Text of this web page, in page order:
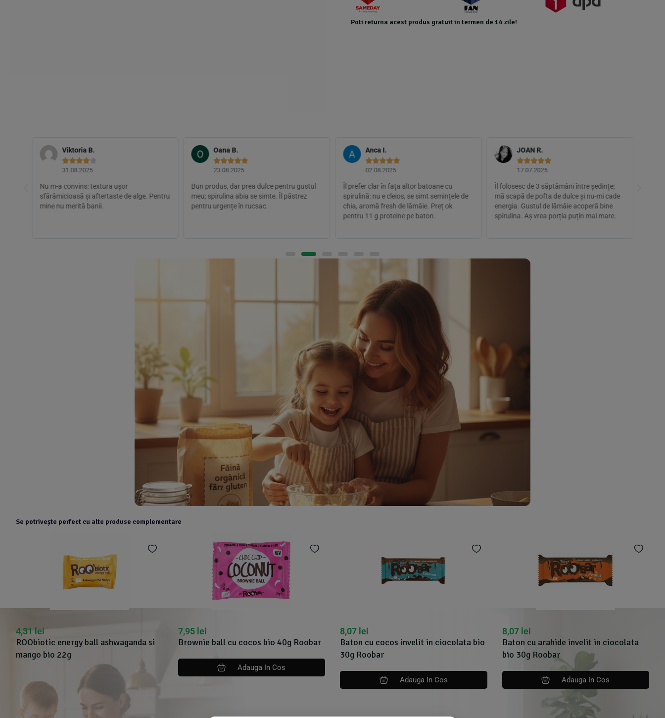
Poti returna acest produs gratuit in termen de 14 zile!
Viktoria B.

31.08.2025
Nu m-a convins: textura ușor
sfărâmicioasă și aftertaste de alge. Pentru
mine nu merită banii.
Oana B.

23.08.2025
Bun produs, dar prea dulce pentru gustul
meu; spirulina abia se simte. Îl păstrez
pentru urgențe în rucsac.
Anca I.

02.08.2025
Îl prefer clar în fața altor batoane cu
spirulină: nu e cleios, se simt semințele de
chia, aromă fresh de lămâie. Preț ok
pentru 11 g proteine pe baton.
JOAN R.

17.07.2025
Îl folosesc de 3 săptămâni între ședințe;
mă scapă de pofta de dulce și nu-mi cade
energia. Gustul de lămâie acoperă bine
spirulina. Aș vrea porția puțin mai mare.
Se potrivește perfect cu alte produse complementare
ROObiotic energy ball ashwaganda si
mango bio 22g
4,31lei
Brownie ball cu cocos bio 40g Roobar
7,95 lei
Adauga In Cos
Baton cu cocos invelit in ciocolata bio
30g Roobar
8,07 lei
Adauga In Cos
Baton cu arahide invelit in ciocolata
bio 30g Roobar
8,07 lei
Adauga In Cos